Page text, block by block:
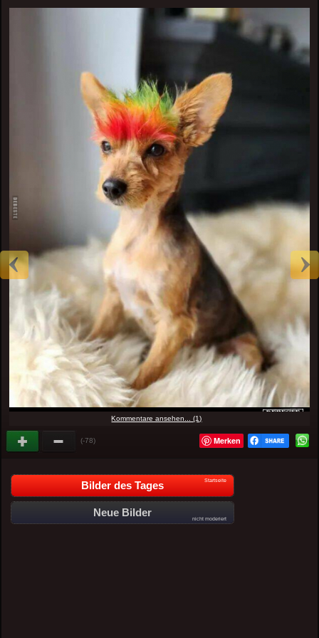
Kommentare ansehen... (1)
(-78) Merken
Bilder des Tages Startseite
Neue Bilder
nicht moderiert